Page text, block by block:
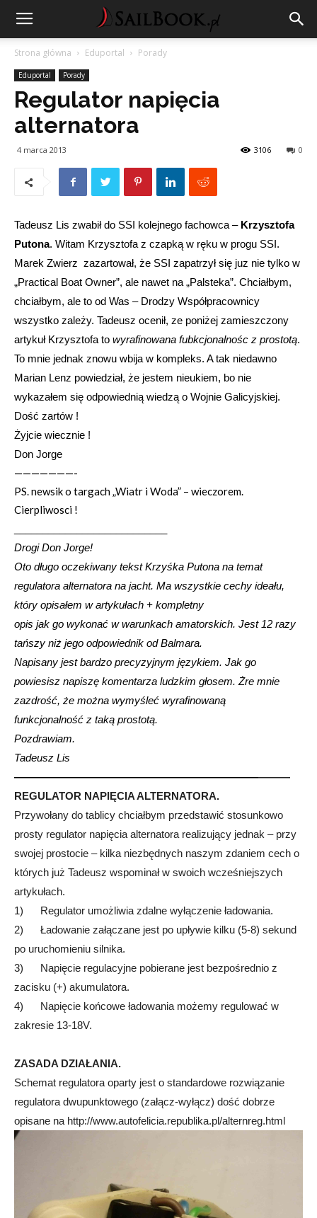
Strona główna Eduportal Porady
Eduportal Porady
Regulator napięcia
alternatora
4 marca 2013 0
3106
Tadeusz Lis zwabił do SSI kolejnego fachowca – Krzysztofa
Putona. Witam Krzysztofa z czapką w ręku w progu SSI.
Marek Zwierz zazartował, że SSI zapatrzył się juz nie tylko w
„Practical Boat Owner”, ale nawet na „Palsteka”. Chciałbym,
chciałbym, ale to od Was – Drodzy Współpracownicy
wszystko zależy. Tadeusz ocenił, ze poniżej zamieszczony
artykuł Krzysztofa to wyrafinowana fubkcjonalnośc z prostotą.
To mnie jednak znowu wbija w kompleks. A tak niedawno
Marian Lenz powiedział, że jestem nieukiem, bo nie
wykazałem się odpowiednią wiedzą o Wojnie Galicyjskiej.
Dość zartów !
Żyjcie wiecznie !
Don Jorge
———————-
PS. newsik o targach „Wiatr i Woda” – wieczorem.
Cierpliwosci !
Drogi Don Jorge!
Oto długo oczekiwany tekst Krzyśka Putona na temat
regulatora alternatora na jacht. Ma wszystkie cechy ideału,
który opisałem w artykułach + kompletny
opis jak go wykonać w warunkach amatorskich. Jest 12 razy
tańszy niż jego odpowiednik od Balmara.
Napisany jest bardzo precyzyjnym językiem. Jak go
powiesisz napiszę komentarza ludzkim głosem. Żre mnie
zazdrość, że można wymyśleć wyrafinowaną
funkcjonalność z taką prostotą.
Pozdrawiam.
Tadeusz Lis
——————————————————————————
REGULATOR NAPIĘCIA ALTERNATORA.
Przywołany do tablicy chciałbym przedstawić stosunkowo
prosty regulator napięcia alternatora realizujący jednak – przy
swojej prostocie – kilka niezbędnych naszym zdaniem cech o
których już Tadeusz wspominał w swoich wcześniejszych
artykułach.
1) Regulator umożliwia zdalne wyłączenie ładowania.
2) Ładowanie załączane jest po upływie kilku (5-8) sekund
po uruchomieniu silnika.
3) Napięcie regulacyjne pobierane jest bezpośrednio z
zacisku (+) akumulatora.
4) Napięcie końcowe ładowania możemy regulować w
zakresie 13-18V.
ZASADA DZIAŁANIA.
Schemat regulatora oparty jest o standardowe rozwiązanie
regulatora dwupunktowego (załącz-wyłącz) dość dobrze
opisane na http://www.autofelicia.republika.pl/alternreg.html